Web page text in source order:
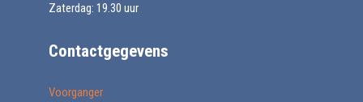
Zaterdag: 19.30 uur
Contactgegevens
Voorganger